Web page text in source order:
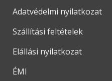
Adatvédelmi nyilatkozat
Szállítási feltételek
Elállási nyilatkozat
ÉMI